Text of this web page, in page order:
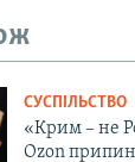
СУСПІЛЬСТВО
«Крим – не
Ozon